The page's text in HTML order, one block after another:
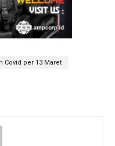
Covid per 13 Maret